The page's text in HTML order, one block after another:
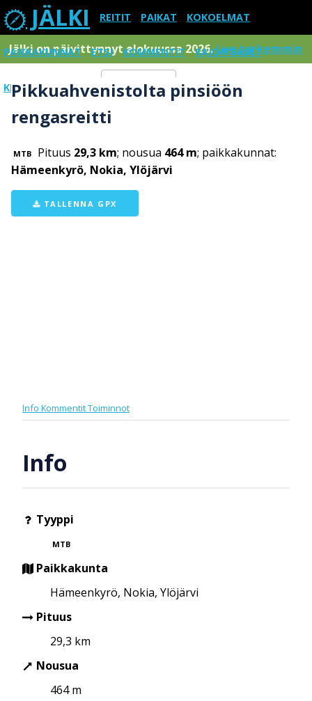
JÄLKI REITIT PAIKAT KOKOELMAT
PAIKKAKUNNAT ETSI KOMMENTIT RAJOITUKSET
KIRJAUDU SISÄÄN Menu
Jälki on päivittynnyt elokuussa 2026.Lue tarkemmin
Pikkuahvenistolta pinsiöön
rengasreitti
MTB Pituus 29,3 km; nousua 464 m; paikkakunnat:
Hämeenkyrö, Nokia, Ylöjärvi
TALLENNA GPX
Info KommentitToiminnot
Info
Tyyppi
MTB
Paikkakunta
Hämeenkyrö, Nokia, Ylöjärvi
Pituus
29,3 km
Nousua
464 m